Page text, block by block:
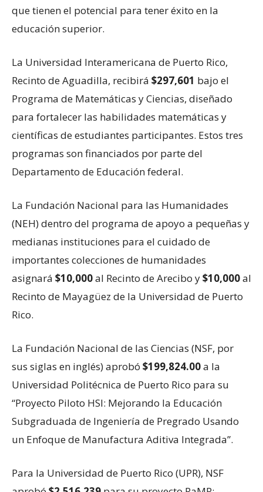
que tienen el potencial para tener éxito en la
educación superior.
La Universidad Interamericana de Puerto Rico,
Recinto de Aguadilla, recibirá $297,601 bajo el
Programa de Matemáticas y Ciencias, diseñado
para fortalecer las habilidades matemáticas y
científicas de estudiantes participantes. Estos tres
programas son financiados por parte del
Departamento de Educación federal.
La Fundación Nacional para las Humanidades
(NEH) dentro del programa de apoyo a pequeñas y
medianas instituciones para el cuidado de
importantes colecciones de humanidades
asignará $10,000al Recinto de Arecibo y$10,000al
Recinto de Mayagüez de la Universidad de Puerto
Rico.
La Fundación Nacional de las Ciencias (NSF, por
sus siglas en inglés) aprobó $199,824.00a la
Universidad Politécnica de Puerto Rico para su
“Proyecto Piloto HSI: Mejorando la Educación
Subgraduada de Ingeniería de Pregrado Usando
un Enfoque de Manufactura Aditiva Integrada”.
Para la Universidad de Puerto Rico (UPR), NSF